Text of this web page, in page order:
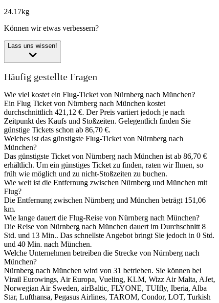
24.17kg
Können wir etwas verbessern?
Lass uns wissen!
Häufig gestellte Fragen
Wie viel kostet ein Flug-Ticket von Nürnberg nach München?
Ein Flug Ticket von Nürnberg nach München kostet
durchschnittlich 421,12 €. Der Preis variiert jedoch je nach
Zeitpunkt des Kaufs und Stoßzeiten. Gelegentlich finden Sie
günstige Tickets schon ab 86,70 €.
Welches ist das günstigste Flug-Ticket von Nürnberg nach
München?
Das günstigste Ticket von Nürnberg nach München ist ab 86,70 €
erhältlich. Um ein günstiges Ticket zu finden, raten wir Ihnen, so
früh wie möglich und zu nicht-Stoßzeiten zu buchen.
Wie weit ist die Entfernung zwischen Nürnberg und München mit
Flug?
Die Entfernung zwischen Nürnberg und München beträgt 151,06
km.
Wie lange dauert die Flug-Reise von Nürnberg nach München?
Die Reise von Nürnberg nach München dauert im Durchschnitt 8
Std. und 13 Min.. Das schnellste Angebot bringt Sie jedoch in 0 Std.
und 40 Min. nach München.
Welche Unternehmen betreiben die Strecke von Nürnberg nach
München?
Nürnberg nach München wird von 31 betrieben. Sie können bei
Virail Eurowings, Air Europa, Vueling, KLM, Wizz Air Malta, AJet,
Norwegian Air Sweden, airBaltic, FLYONE, TUIfly, Iberia, Alba
Star, Lufthansa, Pegasus Airlines, TAROM, Condor, LOT, Turkish